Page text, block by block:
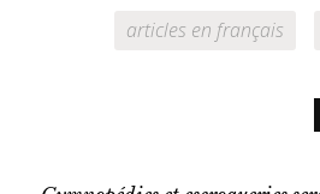
articles en français